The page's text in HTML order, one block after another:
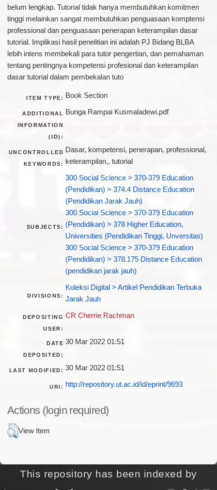
belum lengkap. Tutorial tidak hanya membutuhkan komitmen
tinggi melainkan sangat membutuhkan penguasaan komptensi
professional dan penguasaan penerapan keterampilan dasar
tutorial. Implikasi hasil penelitian ini adalah PJ Bidang BLBA
lebih intens membekali para tutor pengertian, dan pemahaman
tentang pentingnya kompetensi profesional dan keterampilan
dasar tutorial dalam pembekalan tuto
ITEM TYPE: Book Section
ADDITIONAL
INFORMATION
(ID):
Bunga Rampai Kusmaladewi.pdf
UNCONTROLLED
KEYWORDS:
Dasar, kompetensi, penerapan, professional,
keterampilan,, tutorial
SUBJECTS:
300 Social Science > 370-379 Education
(Pendidikan) > 374.4 Distance Education
(Pendidikan Jarak Jauh)
300 Social Science > 370-379 Education
(Pendidikan) > 378 Higher Education,
Universities (Pendidikan Tinggi, Unversitas)
300 Social Science > 370-379 Education
(Pendidikan) > 378.175 Distance Education
(pendidikan jarak jauh)
DIVISIONS:
Koleksi Digital > Artikel Pendidikan Terbuka
Jarak Jauh
DEPOSITING
USER:
CR Cherrie Rachman
DATE
DEPOSITED:
30 Mar 2022 01:51
LAST MODIFIED: 30 Mar 2022 01:51
URI: http://repository.ut.ac.id/id/eprint/9693
Actions (login required)
View Item
This repository has been indexed by